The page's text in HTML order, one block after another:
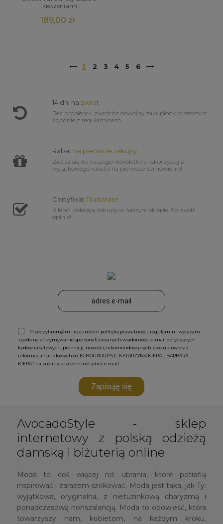
kieszeniami
189,00 zł
1 2 3 4 5 6
14 dni na zwrot
Bez problemu zwrócisz dowolny zakupiony przedmiot
zgodnie z regulaminem.
Rabat na pierwsze zakupy
Zapisz się do naszego newslettera i skorzystaj z
wyjątkowego rabatu na pierwsze zamówienie!
CertyfikatTrustMate
Klienci polecają zakupy w naszym sklepie. Sprawdź
opinie!
Przeczytałem/am i rozumiem politykę prywatności, regulamin i wyrażam
zgodę na otrzymywanie spersonalizowanych wiadomości e-mail dotyczących
kodów rabatowych, promocji, nowości, rekomendowanych produktów oraz
informacji handlowych od ECHOGROUP S.C. KATARZYNA KIERAT, BARBARA
KIERAT na podany przeze mnie adres e-mail.
Zapisuję się
AvocadoStyle - sklep
internetowy z polską odzieżą
damską i biżuterią online
Moda to coś więcej niż ubrania, które potrafią
inspirować i zarazem szokować. Moda jest taka, jak Ty:
wyjątkowa, oryginalna, z nietuzinkową charyzmą i
ponadczasową nonszalancją. Moda to opowieść, która
towarzyszy nam, kobietom, na każdym kroku.